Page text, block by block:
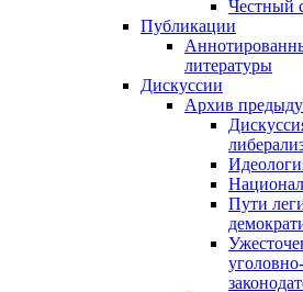
Честный
Публикации
литературы
Дискуссии
Архив
Пути